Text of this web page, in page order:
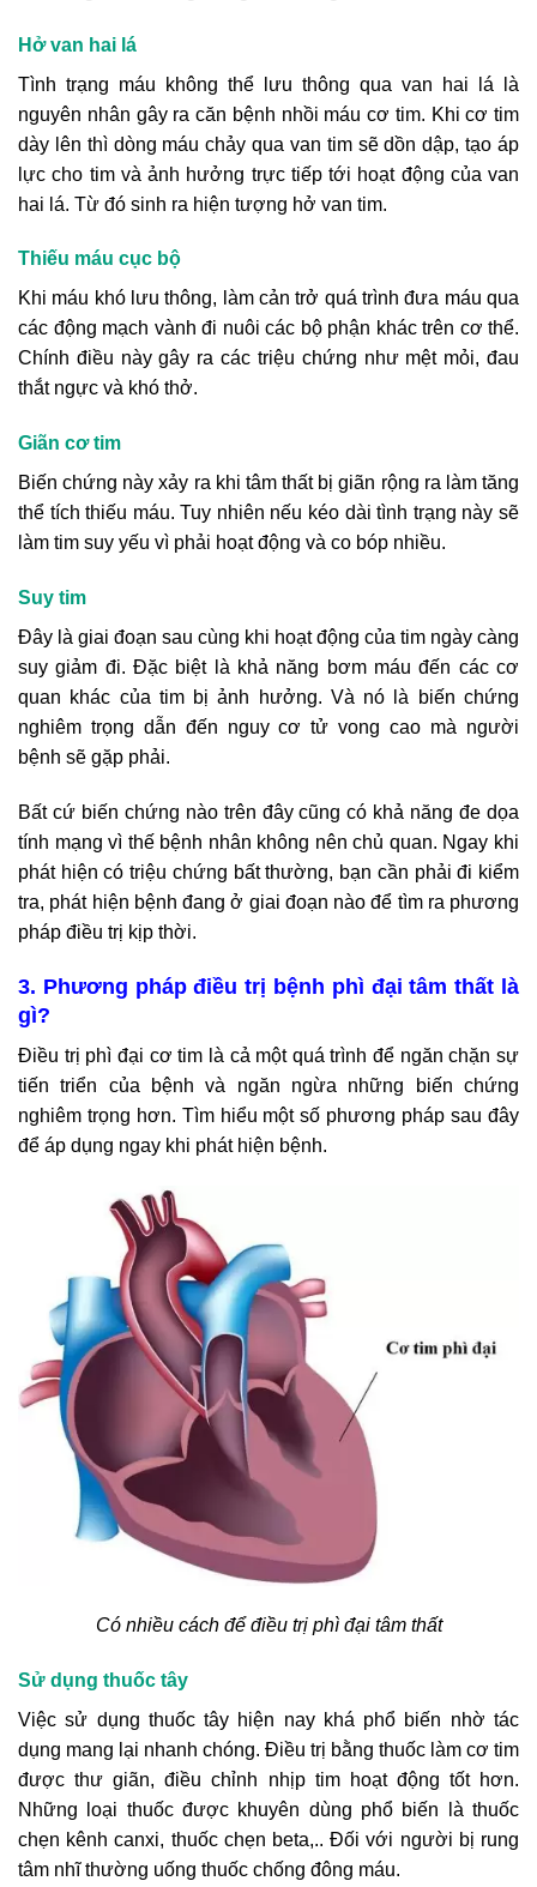
Hở van hai lá
Tình trạng máu không thể lưu thông qua van hai lá là
nguyên nhân gây ra căn bệnh nhồi máu cơ tim. Khi cơ tim
dày lên thì dòng máu chảy qua van tim sẽ dồn dập, tạo áp
lực cho tim và ảnh hưởng trực tiếp tới hoạt động của van
hai lá. Từ đó sinh ra hiện tượng hở van tim.
Thiếu máu cục bộ
Khi máu khó lưu thông, làm cản trở quá trình đưa máu qua
các động mạch vành đi nuôi các bộ phận khác trên cơ thể.
Chính điều này gây ra các triệu chứng như mệt mỏi, đau
thắt ngực và khó thở.
Giãn cơ tim
Biến chứng này xảy ra khi tâm thất bị giãn rộng ra làm tăng
thể tích thiếu máu. Tuy nhiên nếu kéo dài tình trạng này sẽ
làm tim suy yếu vì phải hoạt động và co bóp nhiều.
Suy tim
Đây là giai đoạn sau cùng khi hoạt động của tim ngày càng
suy giảm đi. Đặc biệt là khả năng bơm máu đến các cơ
quan khác của tim bị ảnh hưởng. Và nó là biến chứng
nghiêm trọng dẫn đến nguy cơ tử vong cao mà người
bệnh sẽ gặp phải.
Bất cứ biến chứng nào trên đây cũng có khả năng đe dọa
tính mạng vì thế bệnh nhân không nên chủ quan. Ngay khi
phát hiện có triệu chứng bất thường, bạn cần phải đi kiểm
tra, phát hiện bệnh đang ở giai đoạn nào để tìm ra phương
pháp điều trị kịp thời.
3. Phương pháp điều trị bệnh phì đại tâm thất là
gì?
Điều trị phì đại cơ tim là cả một quá trình để ngăn chặn sự
tiến triển của bệnh và ngăn ngừa những biến chứng
nghiêm trọng hơn. Tìm hiểu một số phương pháp sau đây
để áp dụng ngay khi phát hiện bệnh.
Có nhiều cách để điều trị phì đại tâm thất
Sử dụng thuốc tây
Việc sử dụng thuốc tây hiện nay khá phổ biến nhờ tác
dụng mang lại nhanh chóng. Điều trị bằng thuốc làm cơ tim
được thư giãn, điều chỉnh nhịp tim hoạt động tốt hơn.
Những loại thuốc được khuyên dùng phổ biến là thuốc
chẹn kênh canxi, thuốc chẹn beta,.. Đối với người bị rung
tâm nhĩ thường uống thuốc chống đông máu.